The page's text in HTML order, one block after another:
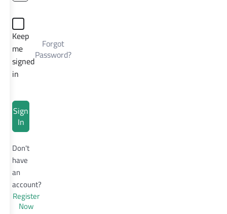
Keep
me
signed
in
Forgot
Password?
Sign
In
Don't
have
an
account?
Register
Now